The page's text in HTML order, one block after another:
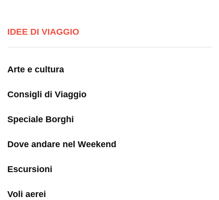
IDEE DI VIAGGIO
Arte e cultura
Consigli di Viaggio
Speciale Borghi
Dove andare nel Weekend
Escursioni
Voli aerei